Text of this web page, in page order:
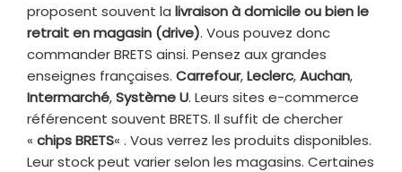
proposent souvent la livraison à domicile ou bien le
retrait en magasin (drive). Vous pouvez donc
commander BRETS ainsi. Pensez aux grandes
enseignes françaises. Carrefour,Leclerc,Auchan,
Intermarché,Système U. Leurs sites e-commerce
référencent souvent BRETS. Il suffit de chercher
« chips BRETS« . Vous verrez les produits disponibles.
Leur stock peut varier selon les magasins. Certaines